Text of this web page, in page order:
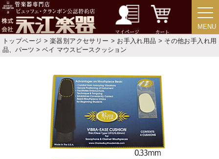
マイページ カート
MENU
MENU
トップページ >楽器別アクセサリー > お手入れ用品 > その他お手入れ用
品、パーツ > ベイ マウスピースクッション
メーカー別で探す
初級・中級・上級で探す
永江楽器人気コンテンツ